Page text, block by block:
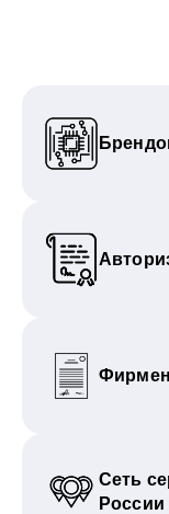
Сеть
России